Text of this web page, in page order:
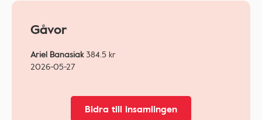
Gåvor
Ariel Banasiak384.5 kr
2026-05-27
Bidra till insamlingen